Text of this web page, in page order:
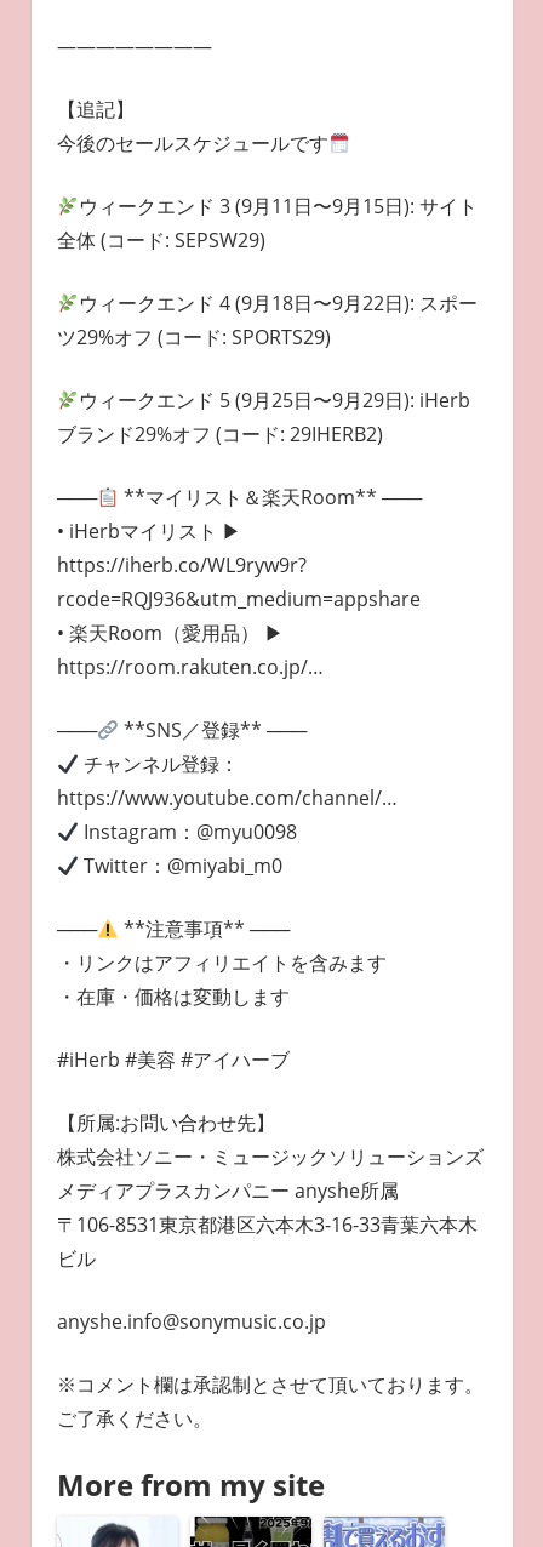
————————
【追記】
今後のセールスケジュールです
ウィークエンド 3 (9月11日〜9月15日): サイト
全体 (コード: SEPSW29)
ウィークエンド 4 (9月18日〜9月22日): スポー
ツ29%オフ (コード: SPORTS29)
ウィークエンド 5 (9月25日〜9月29日): iHerb
ブランド29%オフ (コード: 29IHERB2)
───
**マイリスト＆楽天Room** ───
• iHerbマイリスト ▶︎
https://iherb.co/WL9ryw9r?
rcode=RQJ936&utm_medium=appshare
• 楽天Room（愛用品） ▶︎
https://room.rakuten.co.jp/…
───
**SNS／登録** ───
チャンネル登録：
https://www.youtube.com/channel/…
Instagram：@myu0098
Twitter：@miyabi_m0
───
**注意事項** ───
・リンクはアフィリエイトを含みます
・在庫・価格は変動します
#iHerb #美容 #アイハーブ
【所属:お問い合わせ先】
株式会社ソニー・ミュージックソリューションズ
メディアプラスカンパニー anyshe所属
〒106-8531東京都港区六本木3-16-33青葉六本木
ビル
anyshe.info@sonymusic.co.jp
※コメント欄は承認制とさせて頂いております。
ご了承ください。
More from my site